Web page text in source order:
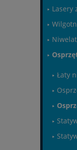
Lasery
Łaty